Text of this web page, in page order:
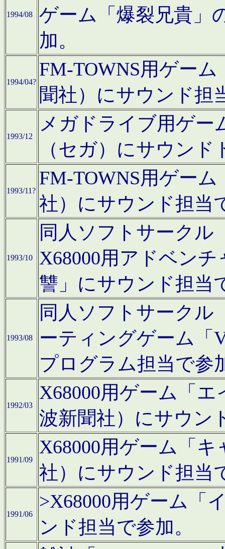
1994/08
ゲーム「爆裂兄貴」
加。
1994/04?
FM-TOWNS用ゲー
聞社）にサウンド担
1993/12
メガドライブ用ゲー
（セガ）にサウン
1993/11?
FM-TOWNS用ゲー
社）にサウンド担当
1993/10
同人ソフトサークル
X68000用アドベン
讐」にサウンド担当
1993/08
同人ソフトサークル
ーティングゲーム「
プログラム担当で参
1992/03
X68000用ゲーム「
波新聞社）にサウン
1991/09
X68000用ゲーム「
社）にサウンド担当
1991/06
>X68000用ゲーム「
ンド担当で参加。